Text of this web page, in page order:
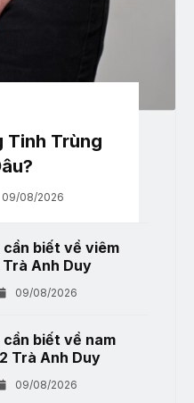
Tinh Trùng
09/08/2026
cần biết về viêm
Trà Anh Duy
09/08/2026
cần biết về nam
Trà Anh Duy
09/08/2026